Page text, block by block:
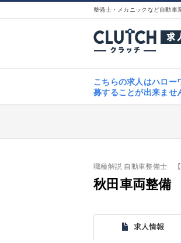
整備士・メカニックなど自動車
職種解説 自動車整備士 【
秋田車両整備
こちらの求人はハロー
募することが出来ませ